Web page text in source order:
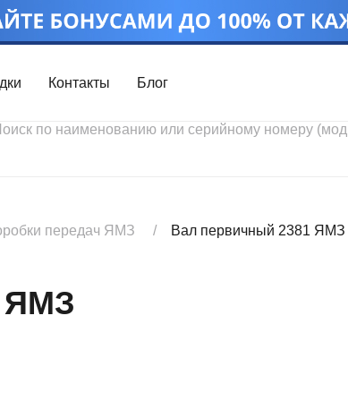
Контакты Блог
Скидки
передач ЯМЗ Вал первичный 2381 ЯМЗ
ЯМЗ